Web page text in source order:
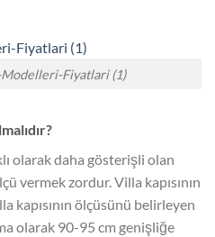
Fiyatlari (1)
olarak daha gösterişli olan
vermek zordur. Villa kapısının
kapısının ölçüsünü belirleyen
olarak 90-95 cm genişliğe